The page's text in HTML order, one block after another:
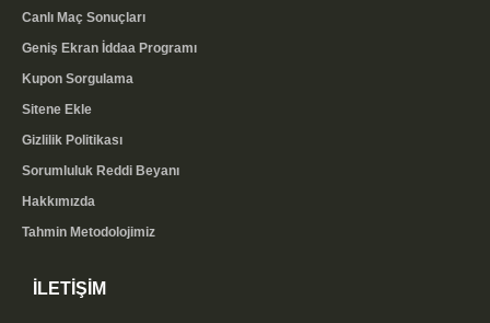
Canlı Maç Sonuçları
Geniş Ekran İddaa Programı
Kupon Sorgulama
Sitene Ekle
Gizlilik Politikası
Sorumluluk Reddi Beyanı
Hakkımızda
Tahmin Metodolojimiz
İLETİŞİM